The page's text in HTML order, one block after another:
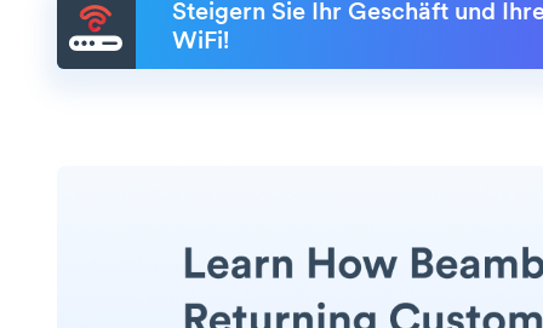
Steigern Sie Ihr Geschäft und
WiFi!